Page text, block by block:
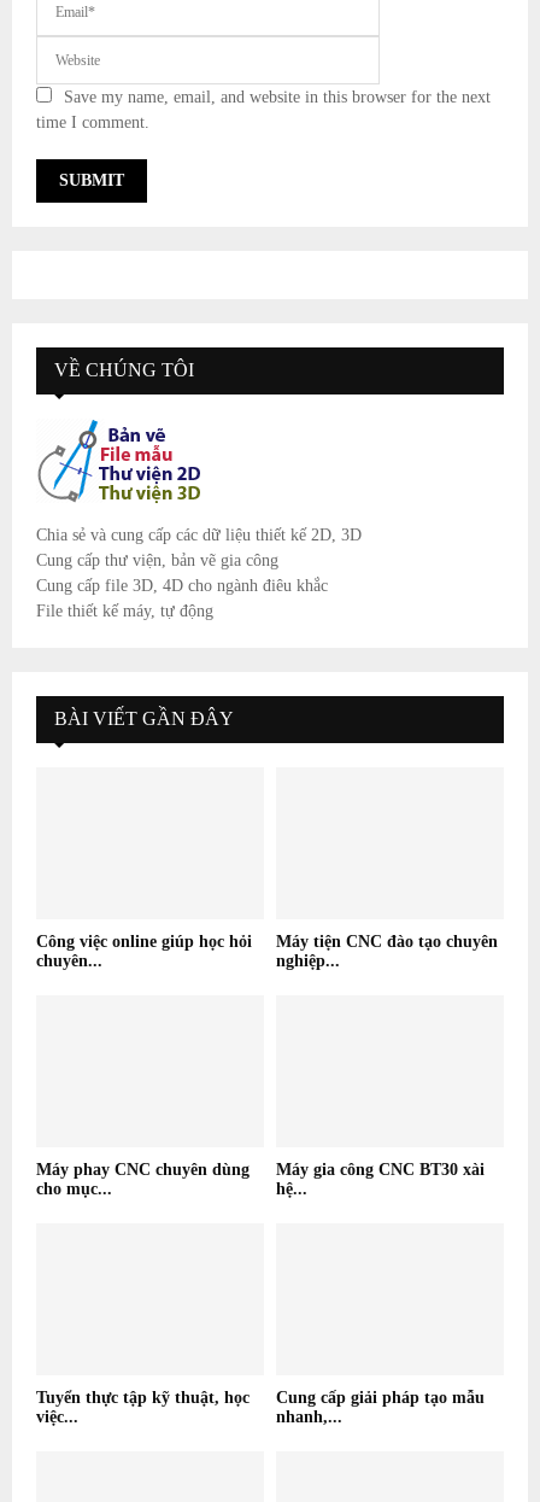
Save my name, email, and website in this browser for the next
time I comment.
VỀ CHÚNG TÔI
Chia sẻ và cung cấp các dữ liệu thiết kế 2D, 3D
Cung cấp thư viện, bản vẽ gia công
Cung cấp file 3D, 4D cho ngành điêu khắc
File thiết kế máy, tự động
BÀI VIẾT GẦN ĐÂY
Công việc online giúp học hỏi
chuyên...
Máy tiện CNC đào tạo chuyên
nghiệp...
Máy phay CNC chuyên dùng
cho mục...
Máy gia công CNC BT30 xài
hệ...
Tuyển thực tập kỹ thuật, học
việc...
Cung cấp giải pháp tạo mẫu
nhanh,...